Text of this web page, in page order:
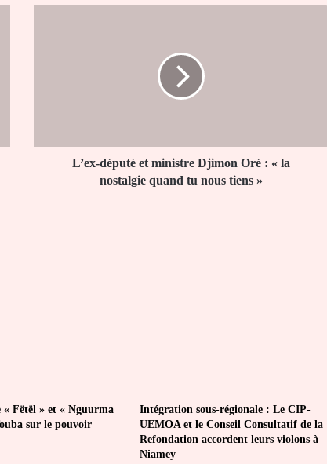
la
L’ex-député et ministre Djimon Oré : « la
nostalgie quand tu nous tiens »
« Fëtël » et « Nguurma
sur le pouvoir
Intégration sous-régionale : Le CIP-
UEMOA et le Conseil Consultatif de la
Refondation accordent leurs violons à
Niamey